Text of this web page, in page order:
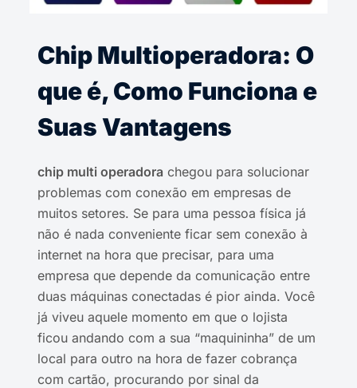
Chip Multioperadora: O
que é, Como Funciona e
Suas Vantagens
chip multi operadora chegou para solucionar
problemas com conexão em empresas de
muitos setores. Se para uma pessoa física já
não é nada conveniente ficar sem conexão à
internet na hora que precisar, para uma
empresa que depende da comunicação entre
duas máquinas conectadas é pior ainda. Você
já viveu aquele momento em que o lojista
ficou andando com a sua “maquininha” de um
local para outro na hora de fazer cobrança
com cartão, procurando por sinal da